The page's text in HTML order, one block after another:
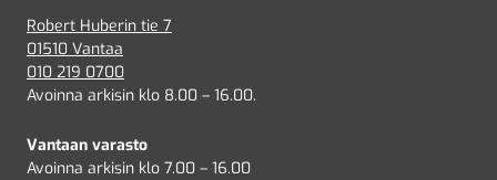
Robert Huberin tie 7
01510 Vantaa
010 219 0700
Avoinna arkisin klo 8.00 – 16.00.
Vantaan varasto
Avoinna arkisin klo 7.00 – 16.00